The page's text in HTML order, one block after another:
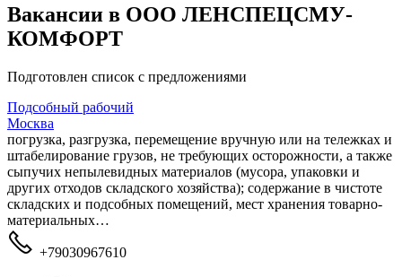
Вакансии в ООО ЛЕНСПЕЦСМУ-
КОМФОРТ
Подготовлен список с предложениями
Подсобный рабочий
Москва
погрузка, разгрузка, перемещение вручную или на тележках и
штабелирование грузов, не требующих осторожности, а также
сыпучих непылевидных материалов (мусора, упаковки и
других отходов складского хозяйства); содержание в чистоте
складских и подсобных помещений, мест хранения товарно-
материальных…
+79030967610